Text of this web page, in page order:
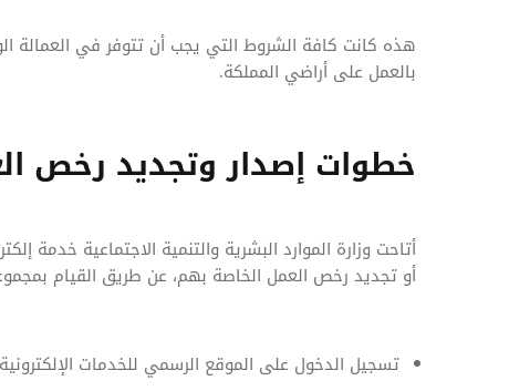
هذه كانت كافة الشروط التي يجب أن تتوفر في العمالة
بالعمل على أراضي المملكة.
خطوات إصدار وتجديد رخص
أتاحت وزارة الموارد البشرية والتنمية الاجتماعية خدمة
أو تجديد رخص العمل الخاصة بهم، عن طريق القيام
تسجيل الدخول على الموقع الرسمي للخدمات